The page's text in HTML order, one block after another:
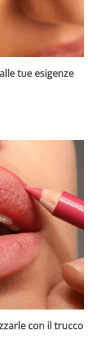
tue esigenze
con il trucco